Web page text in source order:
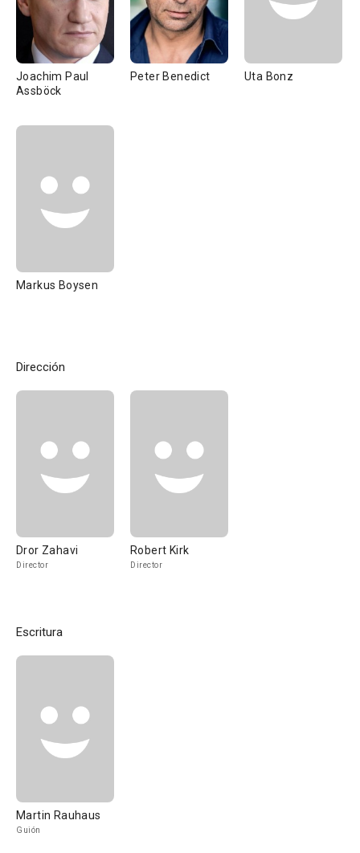
Joachim Paul
Assböck
Peter Benedict Uta Bonz
Markus Boysen
Dirección
Dror Zahavi
Director
Robert Kirk
Director
Escritura
Martin Rauhaus
Guión